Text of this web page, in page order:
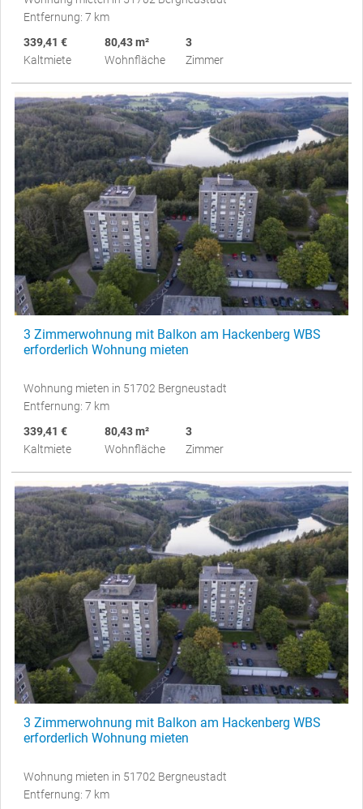
Entfernung: 7 km
339,41 €
Kaltmiete
80,43 m²
Wohnfläche
3
Zimmer
3 Zimmerwohnung mit Balkon am Hackenberg WBS
erforderlich Wohnung mieten
Wohnung mieten in 51702 Bergneustadt
Entfernung: 7 km
339,41 €
Kaltmiete
80,43 m²
Wohnfläche
3
Zimmer
3 Zimmerwohnung mit Balkon am Hackenberg WBS
erforderlich Wohnung mieten
Wohnung mieten in 51702 Bergneustadt
Entfernung: 7 km